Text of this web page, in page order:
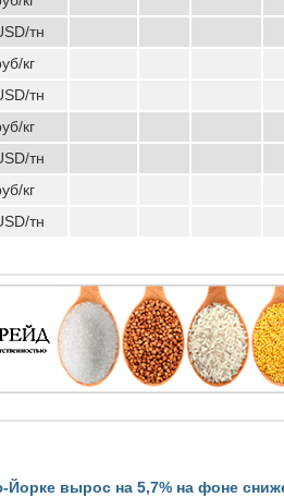
тн
кг
тн
кг
тн
кг
тн
вырос на 5,7% на фоне